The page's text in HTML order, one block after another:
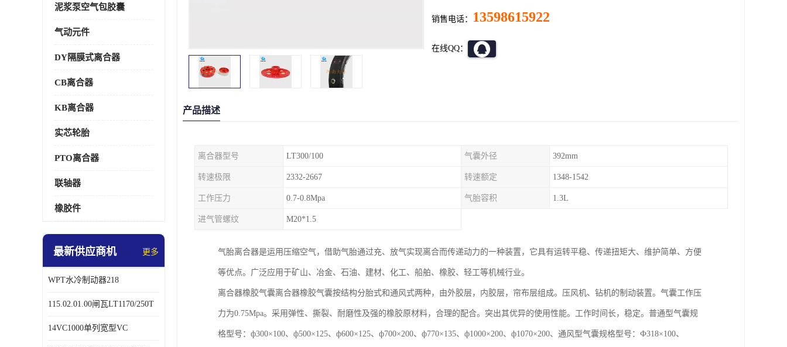
泥浆泵空气包胶囊
气动元件
DY隔膜式离合器
CB离合器
KB离合器
实芯轮胎
PTO离合器
联轴器
橡胶件
最新供应商机 更多
WPT水冷制动器218
115.02.01.00闸瓦LT1170/250T
14VC1000单列宽型VC
销售电话： 13598615922
在线QQ：
产品描述
离合器型号 LT300/100 气囊外径 392mm
转速极限 2332-2667 转速额定 1348-1542
工作压力 0.7-0.8Mpa 气胎容积 1.3L
进气管螺纹 M20*1.5
气胎离合器是运用压缩空气，借助气胎通过充、放气实现离合而传递动力的一种装置，它具有运转平稳、传递扭矩大、维护简单、方便
等优点。广泛应用于矿山、冶金、石油、建材、化工、船舶、橡胶、轻工等机械行业。
离合器橡胶气囊离合器橡胶气囊按结构分胎式和通风式两种，由外胶层，内胶层，帘布层组成。压风机、钻机的制动装置。气囊工作压
力为0.75Mpa。采用弹性、撕裂、耐磨性及强的橡胶原材料，合理的配合。突出其优异的使用性能。工作时间长，稳定。普通型气囊规
格型号：ф300×100、ф500×125、ф600×125、ф700×200、ф770×135、ф1000×200、ф1070×200、通风型气囊规格型号：Ф318×100、